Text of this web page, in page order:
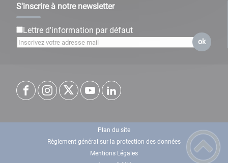
S'inscrire à notre newsletter
Lettre d'information par défaut
ok
Plan du site
Règlement général sur la protection des données
Mentions Légales